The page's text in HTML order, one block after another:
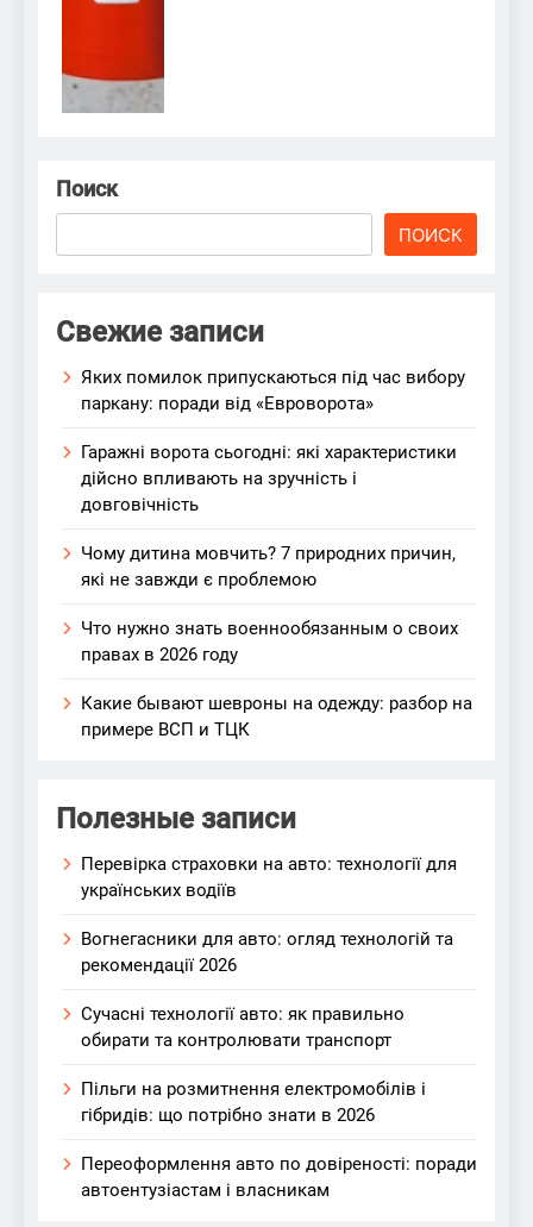
Поиск
ПОИСК
Свежие записи
Яких помилок припускаються під час вибору
паркану: поради від «Евроворота»
Гаражні ворота сьогодні: які характеристики
дійсно впливають на зручність і
довговічність
Чому дитина мовчить? 7 природних причин,
які не завжди є проблемою
Что нужно знать военнообязанным о своих
правах в 2026 году
Какие бывают шевроны на одежду: разбор на
примере ВСП и ТЦК
Полезные записи
Перевірка страховки на авто: технології для
українських водіїв
Вогнегасники для авто: огляд технологій та
рекомендації 2026
Сучасні технології авто: як правильно
обирати та контролювати транспорт
Пільги на розмитнення електромобілів і
гібридів: що потрібно знати в 2026
Переоформлення авто по довіреності: поради
автоентузіастам і власникам